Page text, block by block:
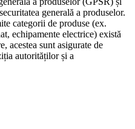
generală a produselor.
categorii de produse (ex.
echipamente electrice) există
acestea sunt asigurate de
autorităților și a